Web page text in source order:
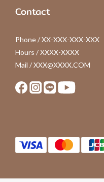
Contact
Phone / XX-XXX-XXX-XXX
Hours / XXXX-XXXX
Mail / XXX@XXXX.COM